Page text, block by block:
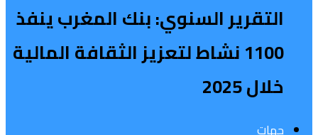
التقرير السنوي: بنك المغرب ينفذ
1100 نشاط لتعزيز الثقافة المالية
خلال 2025
جهات